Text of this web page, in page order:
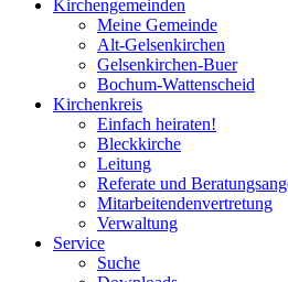
Kirchengemeinden
Meine Gemeinde
Alt-Gelsenkirchen
Gelsenkirchen-Buer
Bochum-Wattenscheid
Kirchenkreis
Einfach heiraten!
Bleckkirche
Leitung
Referate und
Mitarbeitendenvertretung
Verwaltung
Service
Suche